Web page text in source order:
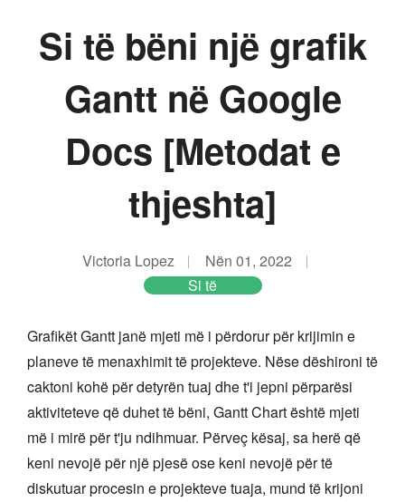
Si të bëni një grafik
Gantt në Google
Docs [Metodat e
thjeshta]
Victoria Lopez
Nën 01, 2022
Si të
Grafikët Gantt janë mjeti më i përdorur për krijimin e
planeve të menaxhimit të projekteve. Nëse dëshironi të
caktoni kohë për detyrën tuaj dhe t'i jepni përparësi
aktiviteteve që duhet të bëni, Gantt Chart është mjeti
më i mirë për t'ju ndihmuar. Përveç kësaj, sa herë që
keni nevojë për një pjesë ose keni nevojë për të
diskutuar procesin e projekteve tuaja, mund të krijoni